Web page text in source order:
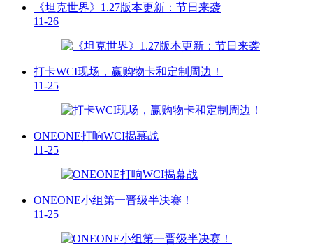
《坦克世界》1.27版本更新：节日来袭
11-26
打卡WCI现场，赢购物卡和定制周边！
11-25
ONEONE打响WCI揭幕战
11-25
ONEONE小组第一晋级半决赛！
11-25